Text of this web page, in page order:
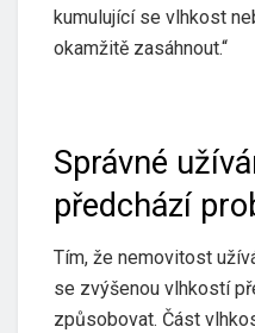
kumulující se vlhkost
okamžitě zasáhnout.“
Správné
předchází
Tím, že nemovitost
se zvýšenou vlhkostí
způsobovat. Část